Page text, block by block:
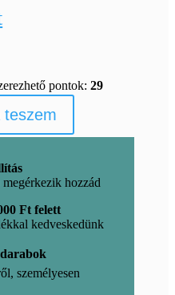
Current
2
320 Ft.
pontok:29
teszem
hozzád
Ft felett
kedveskedünk
személyesen